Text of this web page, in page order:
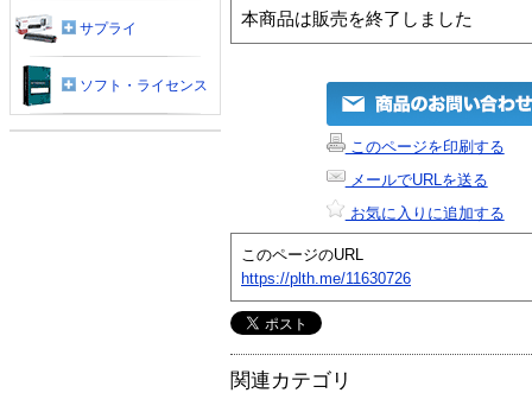
本商品は販売を終了しました
このページを印刷する
メールでURLを送る
お気に入りに追加する
このページのURL
https://plth.me/11630726
関連カテゴリ
サプライ
ソフト・ライセンス